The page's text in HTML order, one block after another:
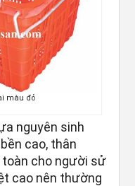
màu đỏ
nguyên sinh
cao, thân
cho người sử
cao nên thường